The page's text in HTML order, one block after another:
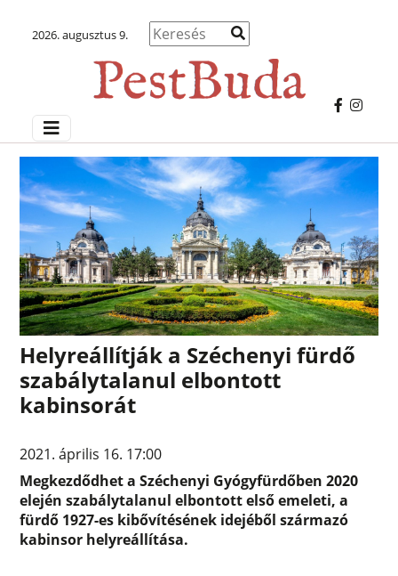
2026. augusztus 9.
Helyreállítják a Széchenyi fürdő
szabálytalanul elbontott
kabinsorát
2021. április 16. 17:00
Megkezdődhet a Széchenyi Gyógyfürdőben 2020
elején szabálytalanul elbontott első emeleti, a
fürdő 1927-es kibővítésének idejéből származó
kabinsor helyreállítása.